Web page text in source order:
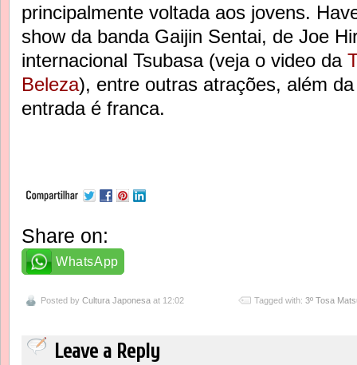
principalmente voltada aos jovens.
show da banda Gaijin Sentai, de Joe
internacional Tsubasa (veja o video da
Beleza), entre outras atrações, além
entrada é franca.
Share on:
WhatsApp
Posted by Cultura Japonesa at 12:02 Tagged with: 3º Tosa
Leave a Reply